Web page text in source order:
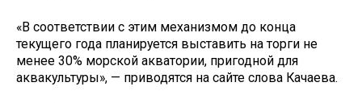
«В соответствии с этим механизмом до конца
текущего года планируется выставить на торги не
менее 30% морской акватории, пригодной для
аквакультуры», — приводятся на сайте слова Качаева.